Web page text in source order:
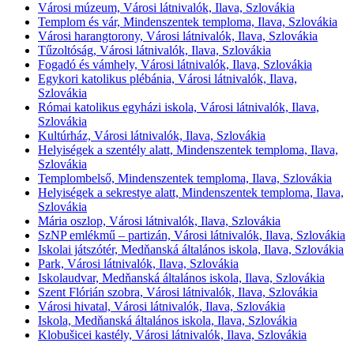
Városi múzeum, Városi látnivalók, Ilava, Szlovákia
Templom és vár, Mindenszentek temploma, Ilava, Szlovákia
Városi harangtorony, Városi látnivalók, Ilava, Szlovákia
Tűzoltóság, Városi látnivalók, Ilava, Szlovákia
Fogadó és vámhely, Városi látnivalók, Ilava, Szlovákia
Egykori katolikus plébánia, Városi látnivalók, Ilava,
Szlovákia
Római katolikus egyházi iskola, Városi látnivalók, Ilava,
Szlovákia
Kultúrház, Városi látnivalók, Ilava, Szlovákia
Helyiségek a szentély alatt, Mindenszentek temploma, Ilava,
Szlovákia
Templombelső, Mindenszentek temploma, Ilava, Szlovákia
Helyiségek a sekrestye alatt, Mindenszentek temploma, Ilava,
Szlovákia
Mária oszlop, Városi látnivalók, Ilava, Szlovákia
SzNP emlékmű – partizán, Városi látnivalók, Ilava, Szlovákia
Iskolai játszótér, Medňanská általános iskola, Ilava, Szlovákia
Park, Városi látnivalók, Ilava, Szlovákia
Iskolaudvar, Medňanská általános iskola, Ilava, Szlovákia
Szent Flórián szobra, Városi látnivalók, Ilava, Szlovákia
Városi hivatal, Városi látnivalók, Ilava, Szlovákia
Iskola, Medňanská általános iskola, Ilava, Szlovákia
Klobušicei kastély, Városi látnivalók, Ilava, Szlovákia